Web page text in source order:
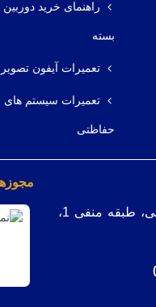
راهنمای خرید دوربین
بسته
تعمیرات آیفون
تعمیرات سیستم های
حفاظتی
میدان فردوسی، مجتمع تجارت جهانی، طبقه منفی 1،